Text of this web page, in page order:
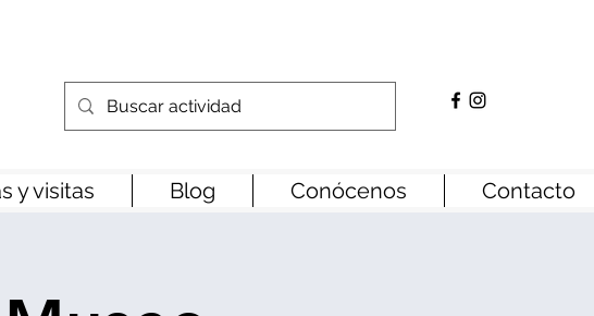
y visitas Blog Conócenos Contacto